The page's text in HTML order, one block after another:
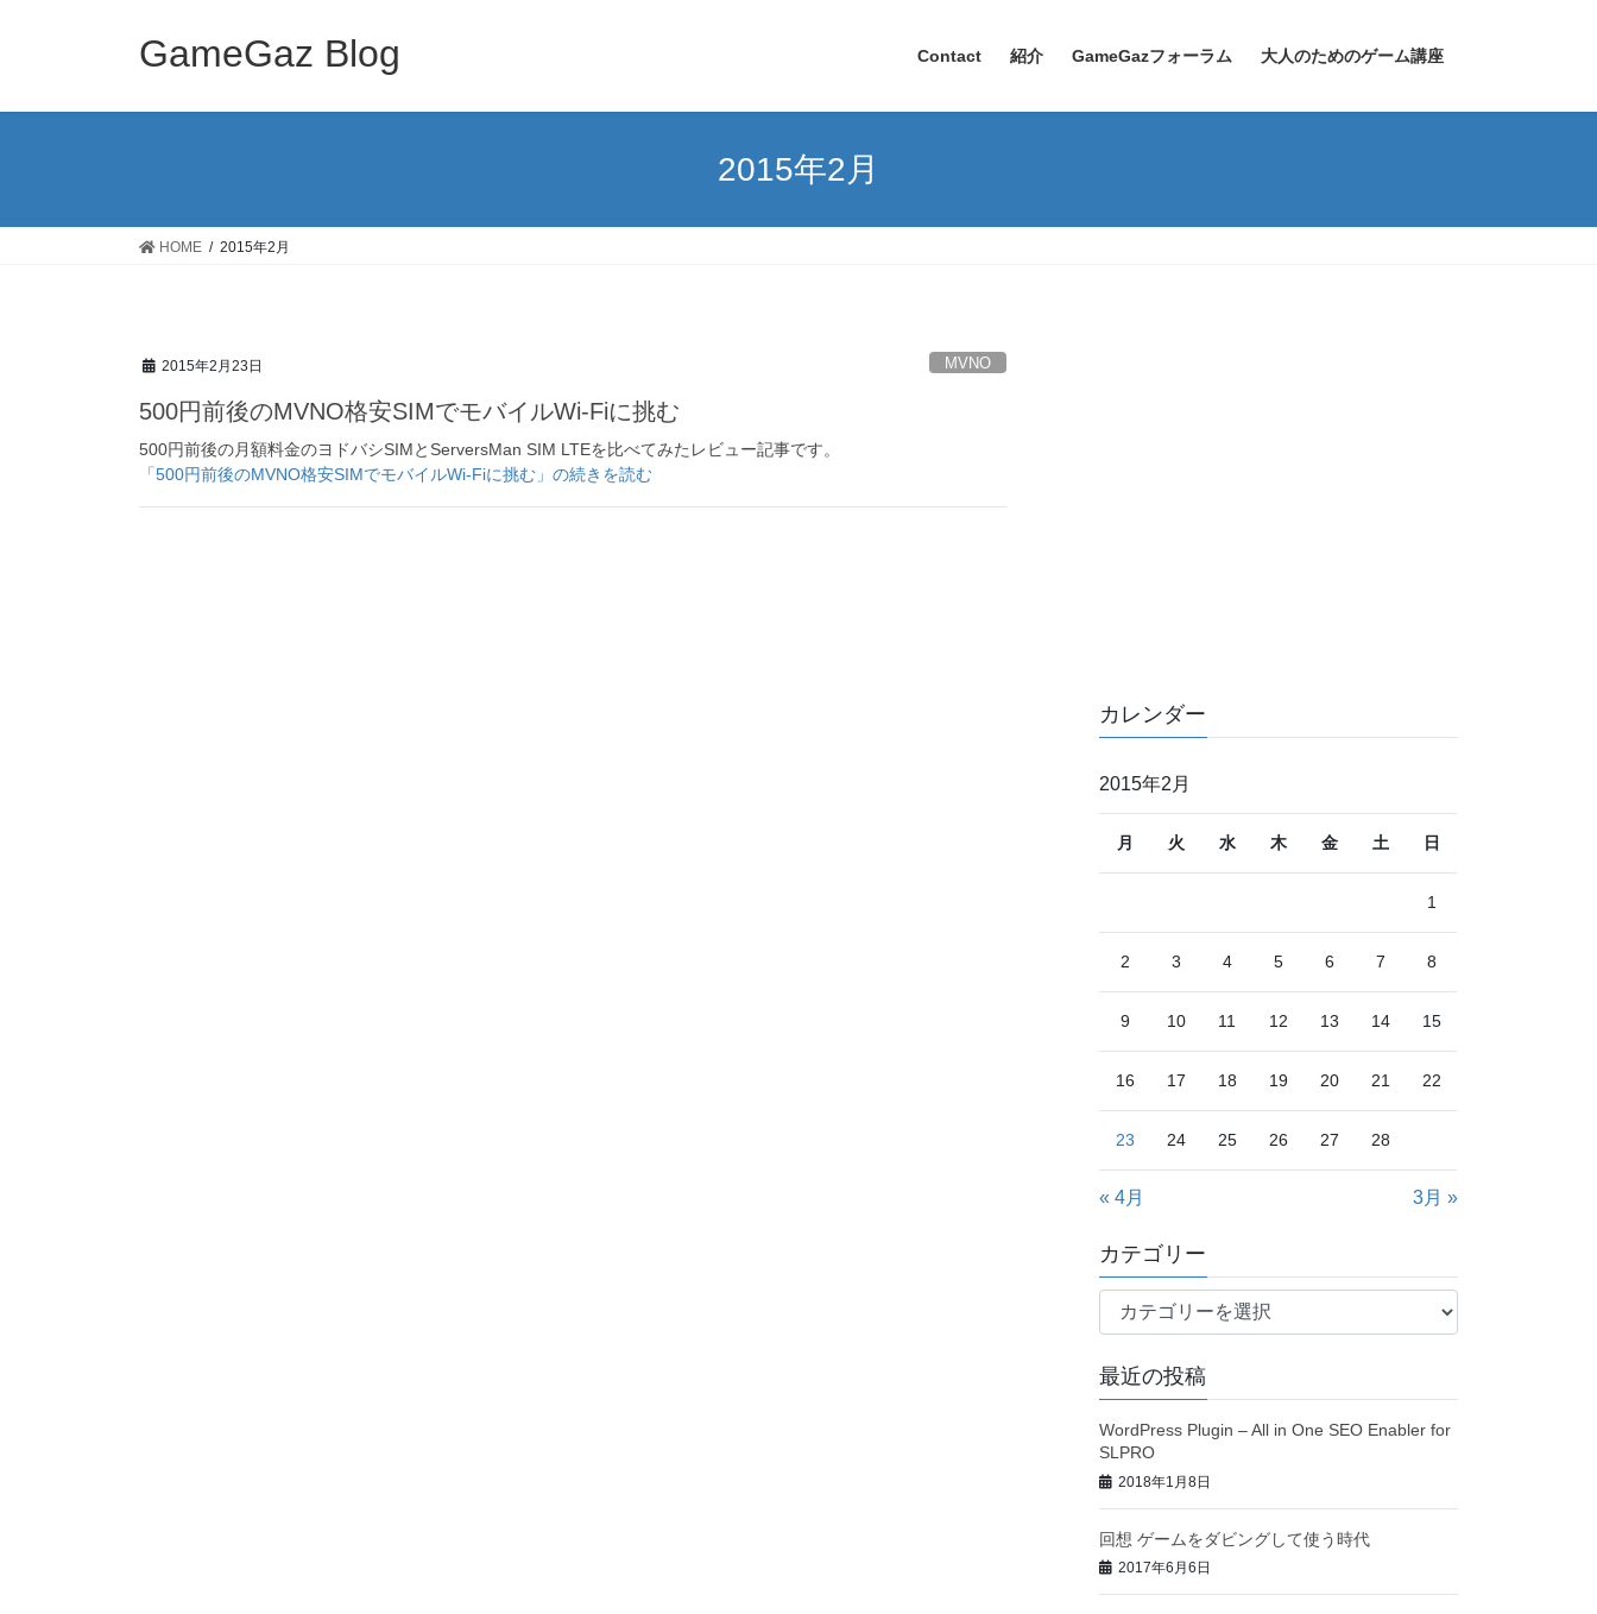
GameGaz Blog Contact 紹介 GameGazフォーラム 大人のためのゲーム講座
2015年2月
HOME 2015年2月
2015年2月23日 MVNO
500円前後のMVNO格安SIMでモバイルWi-Fiに挑む
500円前後の月額料金のヨドバシSIMとServersMan SIM LTEを比べてみたレビュー記事です。
「500円前後のMVNO格安SIMでモバイルWi-Fiに挑む」の続きを読む
カレンダー
2015年2月
月 火 水 木 金 土 日
1
2 3 4 5 6 7 8
9 10 11 12 13 14 15
16 17 18 19 20 21 22
23 24 25 26 27 28
« 4月 3月 »
カテゴリー
テ
リ
最近の投稿
WordPress Plugin – All in One SEO Enabler for
SLPRO
2018年1月8日
回想 ゲームをダビングして使う時代
2017年6月6日